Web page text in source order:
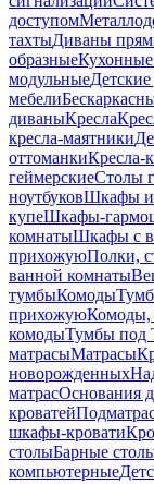
доступом
тахтыДиваны
образные
модульные
мебели
диваныКресла
кресла-маятники
оттоманкиКресла-
геймерскиеСтолы
ноутбуковШкафы и
купеШкафы-
комнатыШкафы с
прихожуюПолки,
ванной комнаты
тумбыКомоды
прихожуюКомоды,
комодыТумбы под
матрасыМатрасы
новорожденных
матрасОснования
кроватей
шкафы-кровати
столыБарные
компьютерные